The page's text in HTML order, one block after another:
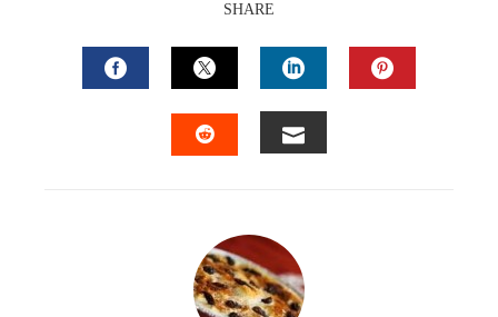
SHARE
FACEBOOKTWITTERLINKEDIN